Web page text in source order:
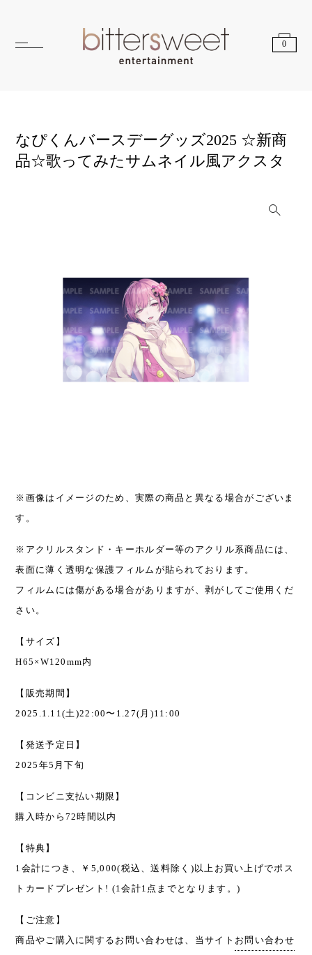
0
なぴくんバースデーグッズ2025 ☆新商
品☆歌ってみたサムネイル風アクスタ
※画像はイメージのため、実際の商品と異なる場合がございま
す。
※アクリルスタンド・キーホルダー等のアクリル系商品には、
表面に薄く透明な保護フィルムが貼られております。
フィルムには傷がある場合がありますが、剥がしてご使用くだ
さい。
【サイズ】
H65×W120mm内
【販売期間】
2025.1.11(土)22:00〜1.27(月)11:00
【発送予定日】
2025年5月下旬
【コンビニ支払い期限】
購入時から72時間以内
【特典】
1会計につき、￥5,000(税込、送料除く)以上お買い上げでポス
トカードプレゼント! (1会計1点までとなります。)
【ご注意】
商品やご購入に関するお問い合わせは、当サイト お問い合わせ